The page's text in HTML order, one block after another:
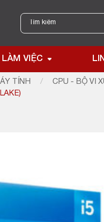
Tìm
kiếm:
LÀM VIỆC
TÍNH / CPU - BỘ VI